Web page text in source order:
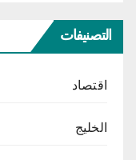
التصنيفات
اقتصاد
الخليج